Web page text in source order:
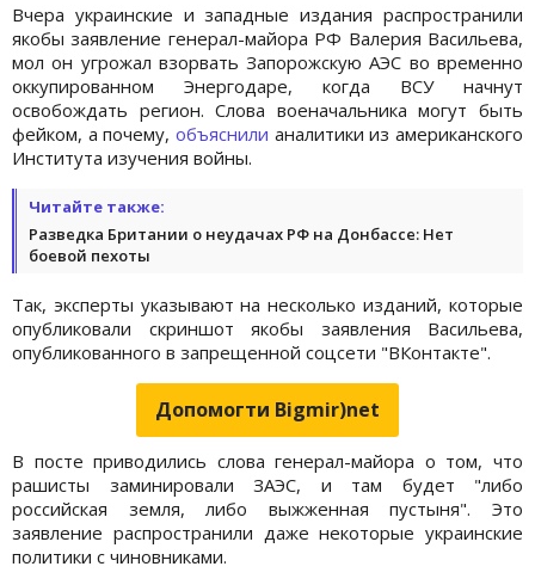
Вчера украинские и западные издания распространили
якобы заявление генерал-майора РФ Валерия Васильева,
мол он угрожал взорвать Запорожскую АЭС во временно
оккупированном Энергодаре, когда ВСУ начнут
освобождать регион. Слова военачальника могут быть
фейком, а почему, объяснили аналитики из американского
Института изучения войны.
Читайте также:
Разведка Британии о неудачах РФ на Донбассе: Нет
боевой пехоты
Так, эксперты указывают на несколько изданий, которые
опубликовали скриншот якобы заявления Васильева,
опубликованного в запрещенной соцсети "ВКонтакте".
Допомогти Bigmir)net
В посте приводились слова генерал-майора о том, что
рашисты заминировали ЗАЭС, и там будет "либо
российская земля, либо выжженная пустыня". Это
заявление распространили даже некоторые украинские
политики с чиновниками.